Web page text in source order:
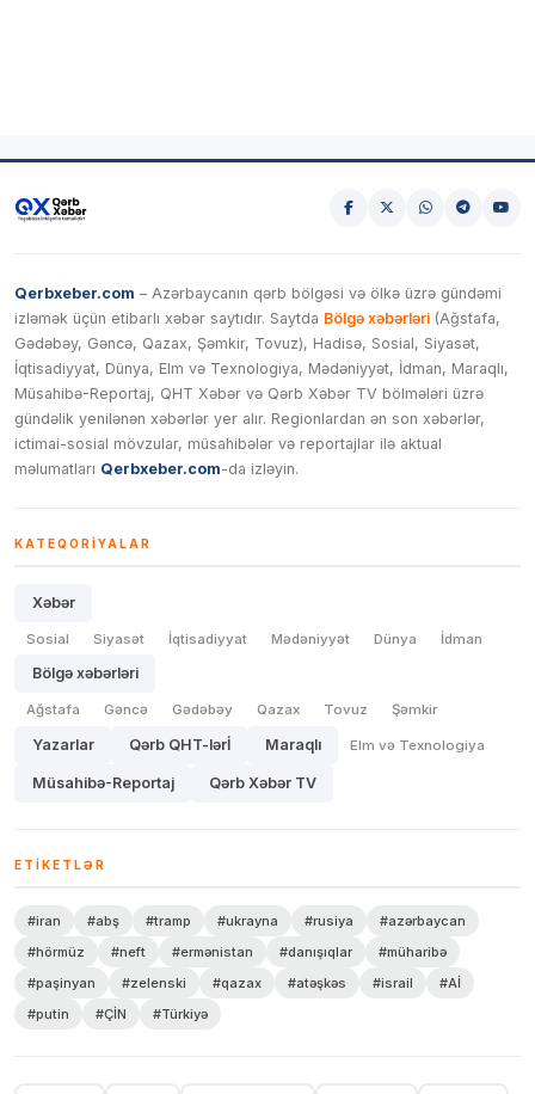
Qerbxeber.com – Azərbaycanın qərb bölgəsi və ölkə üzrə gündəmi
izləmək üçün etibarlı xəbər saytıdır. Saytda Bölgə xəbərləri (Ağstafa,
Gədəbəy, Gəncə, Qazax, Şəmkir, Tovuz), Hadisə, Sosial, Siyasət,
İqtisadiyyat, Dünya, Elm və Texnologiya, Mədəniyyət, İdman, Maraqlı,
Müsahibə-Reportaj, QHT Xəbər və Qərb Xəbər TV bölmələri üzrə
gündəlik yenilənən xəbərlər yer alır. Regionlardan ən son xəbərlər,
ictimai-sosial mövzular, müsahibələr və reportajlar ilə aktual
məlumatları Qerbxeber.com-da izləyin.
KATEQORIYALAR
Xəbər
Sosial Siyasət İqtisadiyyat Mədəniyyət Dünya İdman
Bölgə xəbərləri
Ağstafa Gəncə Gədəbəy Qazax Tovuz Şəmkir
Yazarlar Qərb QHT-lərİ Maraqlı Elm və Texnologiya
Müsahibə-Reportaj Qərb Xəbər TV
ETIKETLƏR
#iran #abş #tramp #ukrayna #rusiya
#azərbaycan
#hörmüz
#neft #ermənistan #danışıqlar
#müharibə
#paşinyan
#zelenski #qazax #atəşkəs #israil
#Aİ
#putin
#ÇİN #Türkiyə